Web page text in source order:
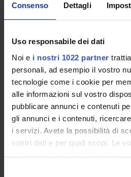
Consenso Dettagli
Uso responsabile dei dati
Noi e i nostri 1022 partner
personali, ad esempio il vostro
tecnologie come i cookie per
alle informazioni sul vostro
pubblicare annunci e contenuti
gli annunci e i contenuti,
i servizi. Avete la possibilità di
vostri dati e per quali scopi. Le
privacy sono applicabili solo su
DOTTORATI DI RICERCA E
SUPERIORE
Contatti
Persone
Luoghi
Calendario